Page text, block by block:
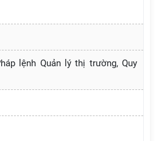
lệnh Quản lý thị trường, Quy